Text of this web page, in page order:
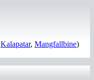
Kalapatar, Mangfallbine)